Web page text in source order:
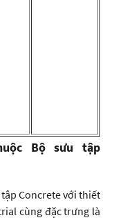
Bộ sưu tập
tập Concrete với thiết
cùng đặc trưng là